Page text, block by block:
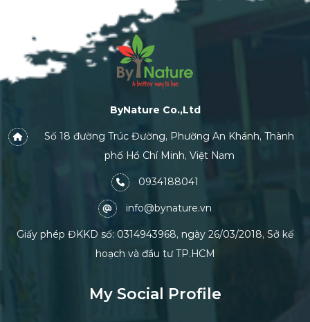
ByNature Co.,Ltd
Số 18 đường Trúc Đường, Phường An Khánh, Thành
phố Hồ Chí Minh, Việt Nam
0934188041
info@bynature.vn
Giấy phép ĐKKD số: 0314943968, ngày 26/03/2018, Sở kế
hoạch và đầu tư TP.HCM
My Social Profile